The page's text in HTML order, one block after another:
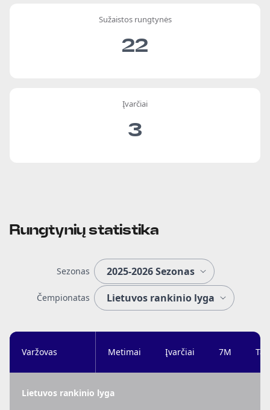
Sužaistos rungtynės
22
Įvarčiai
3
Rungtynių statistika
Sezonas
Čempionatas
Varžovas Metimai Įvarčiai 7M
Lietuvos rankinio lyga